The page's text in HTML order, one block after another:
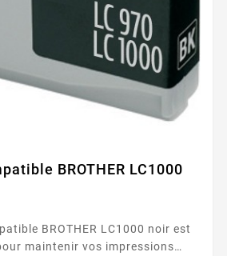
BROTHER LC1000
maintenir vos impressions